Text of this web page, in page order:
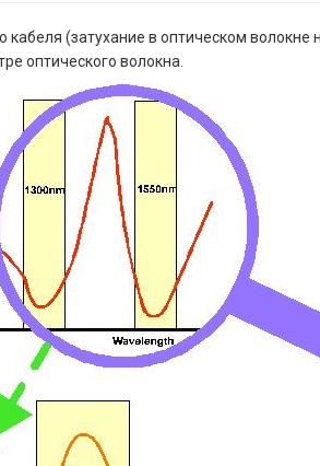
кабеля (затухание в оптическом
оптического волокна.